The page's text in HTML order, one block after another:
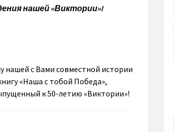
нашей «Виктории»!
нашей с Вами совместной истории
«Наша с тобой Победа»,
к 50-летию «Виктории»!